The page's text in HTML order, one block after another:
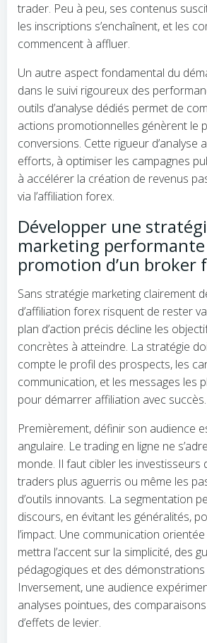
trader. Peu à peu, ses contenus
les inscriptions s’enchaînent, et les
commencent à affluer.
Un autre aspect fondamental du
dans le suivi rigoureux des
outils d’analyse dédiés permet de
actions promotionnelles génèrent le
conversions. Cette rigueur d’analyse
efforts, à optimiser les campagnes
à accélérer la création de revenus
via l’affiliation forex.
Développer une
marketing
promotion d’un broker
Sans stratégie marketing clairement
d’affiliation forex risquent de rester
plan d’action précis décline les
concrètes à atteindre. La stratégie
compte le profil des prospects, les
communication, et les messages les
pour démarrer affiliation avec succès.
Premièrement, définir son audience
angulaire. Le trading en ligne ne
monde. Il faut cibler les investisseurs
traders plus aguerris ou même les
d’outils innovants. La segmentation
discours, en évitant les généralités,
l’impact. Une communication
mettra l’accent sur la simplicité, des
pédagogiques et des démonstrations
Inversement, une audience
analyses pointues, des
d’effets de levier.